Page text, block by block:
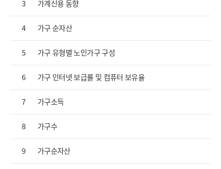
3 가계신용 동향
4 가구 순자산
5 가구 유형별 노인가구 구성
6 가구 인터넷 보급률 및 컴퓨터 보유율
7 가구소득
8 가구수
9 가구순자산